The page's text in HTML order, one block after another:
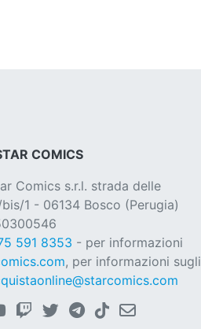
COMICS
Comics s.r.l. strada delle
1 - 06134 Bosco (Perugia)
591 8353 - per informazioni
, per informazioni sugli